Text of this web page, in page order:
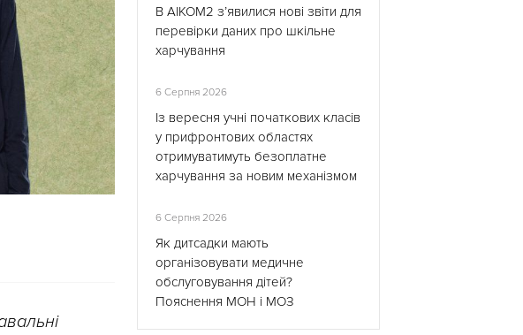
В АІКОМ2 з’явилися нові звіти для
перевірки даних про шкільне
харчування
6 Серпня 2026
Із вересня учні початкових класів
у прифронтових областях
отримуватимуть безоплатне
харчування за новим механізмом
6 Серпня 2026
Як дитсадки мають
організовувати медичне
обслуговування дітей?
Пояснення МОН і МОЗ